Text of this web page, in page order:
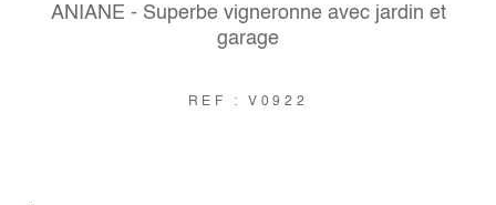
ANIANE - Superbe vigneronne avec jardin et
garage
REF : V0922